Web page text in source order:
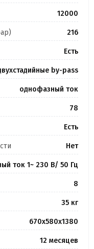
12000
216
Есть
by-pass
однофазный ток
78
Есть
Нет
ток 1~ 230 В/ 50 Гц
8
35 кг
670х580х1380
12 месяцев